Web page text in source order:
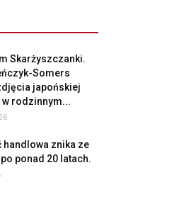
Skarżyszczanki.
Somers
japońskiej
rodzinnym...
handlowa znika ze
ponad 20 latach.